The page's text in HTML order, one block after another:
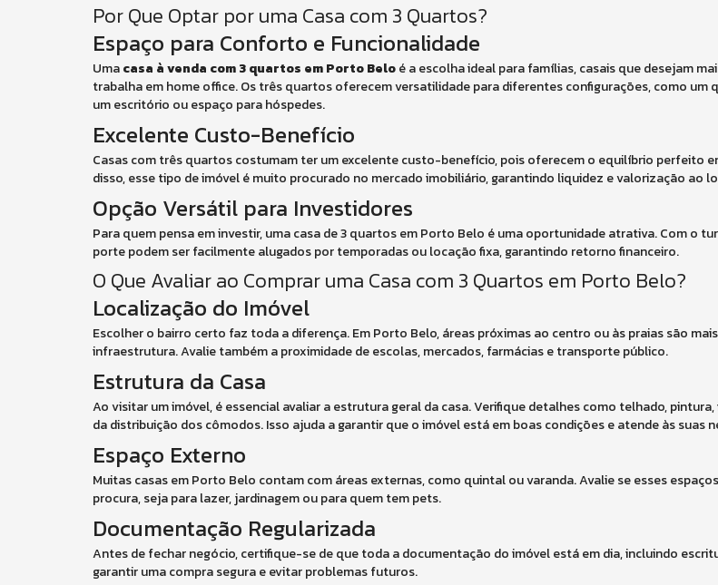
Por Que Optar por uma Casa com 3 Quartos?
Espaço para Conforto e Funcionalidade
Umacasa à venda com 3 quartos em Porto Beloé a escolha ideal para famílias, casais que desejam
trabalha em home office. Os três quartos oferecem versatilidade para diferentes configurações, como
um escritório ou espaço para hóspedes.
Excelente Custo-Benefício
Casas com três quartos costumam ter um excelente custo-benefício, pois oferecem o equilíbrio perfeito
disso, esse tipo de imóvel é muito procurado no mercado imobiliário, garantindo liquidez e valorização ao
Opção Versátil para Investidores
Para quem pensa em investir, uma casa de 3 quartos em Porto Belo é uma oportunidade atrativa. Com o
porte podem ser facilmente alugados por temporadas ou locação fixa, garantindo retorno financeiro.
O Que Avaliar ao Comprar uma Casa com 3 Quartos em Porto Belo?
Localização do Imóvel
Escolher o bairro certo faz toda a diferença. Em Porto Belo, áreas próximas ao centro ou às praias são
infraestrutura. Avalie também a proximidade de escolas, mercados, farmácias e transporte público.
Estrutura da Casa
Ao visitar um imóvel, é essencial avaliar a estrutura geral da casa. Verifique detalhes como telhado,
da distribuição dos cômodos. Isso ajuda a garantir que o imóvel está em boas condições e atende às suas
Espaço Externo
Muitas casas em Porto Belo contam com áreas externas, como quintal ou varanda. Avalie se esses
procura, seja para lazer, jardinagem ou para quem tem pets.
Documentação Regularizada
Antes de fechar negócio, certifique-se de que toda a documentação do imóvel está em dia, incluindo
garantir uma compra segura e evitar problemas futuros.